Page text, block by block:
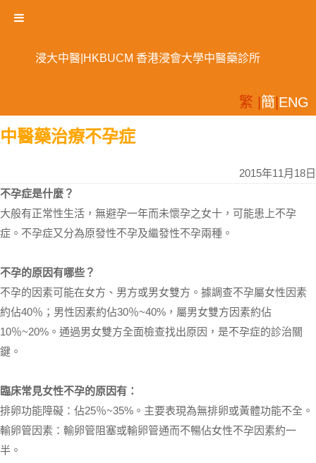
中醫藥治療不孕症
2015年11月18日
不孕症是什麼？
大般有正常性生活，無避孕一年而未懷孕之女十，可能患上不孕
症。不孕症又分為原發性不孕及繼發性不孕兩種。
不孕的原因有哪些？
不孕的因素可能在女方、男方或男女雙方。據調查不孕屬女性因素
約佔40％；男性因素約佔30％~40%，屬男女雙方因素約佔
10％~20%。通過男女雙方全面檢查找出原因，是不孕症的診治關
鍵。
臨床常見女性不孕的原因有：
排卵功能障礙：佔25％~35%。主要表現為無排卵或黃體功能不全。
輸卵管因素：輸卵管阻塞或輸卵管通而不暢佔女性不孕因素約一
半。
浸大中醫|HKBUCM 香港浸會大學中醫藥診所
繁 | 簡 ENG